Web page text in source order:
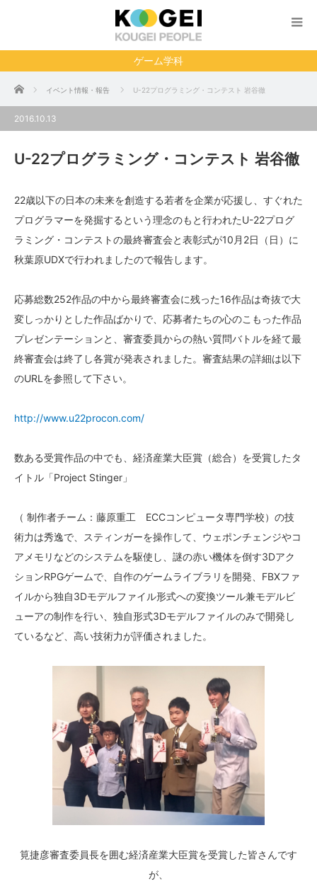
ゲーム学科
ホーム イベント情報・報告 U-22プログラミング・コンテスト 岩谷徹
2016.10.13
U-22プログラミング・コンテスト 岩谷徹
22歳以下の日本の未来を創造する若者を企業が応援し、すぐれた
プログラマーを発掘するという理念のもと行われたU-22プログ
ラミング・コンテストの最終審査会と表彰式が10月2日（日）に
秋葉原UDXで行われましたので報告します。
応募総数252作品の中から最終審査会に残った16作品は奇抜で大
変しっかりとした作品ばかりで、応募者たちの心のこもった作品
プレゼンテーションと、審査委員からの熱い質問バトルを経て最
終審査会は終了し各賞が発表されました。審査結果の詳細は以下
のURLを参照して下さい。
http://www.u22procon.com/
数ある受賞作品の中でも、経済産業大臣賞（総合）を受賞したタ
イトル「Project Stinger」
（ 制作者チーム：藤原重工 ECCコンピュータ専門学校）の技
術力は秀逸で、スティンガーを操作して、ウェポンチェンジやコ
アメモリなどのシステムを駆使し、謎の赤い機体を倒す3Dアク
ションRPGゲームで、自作のゲームライブラリを開発、FBXファ
イルから独自3Dモデルファイル形式への変換ツール兼モデルビ
ューアの制作を行い、独自形式3Dモデルファイルのみで開発し
ているなど、高い技術力が評価されました。
筧捷彦審査委員長を囲む経済産業大臣賞を受賞した皆さんです
が、